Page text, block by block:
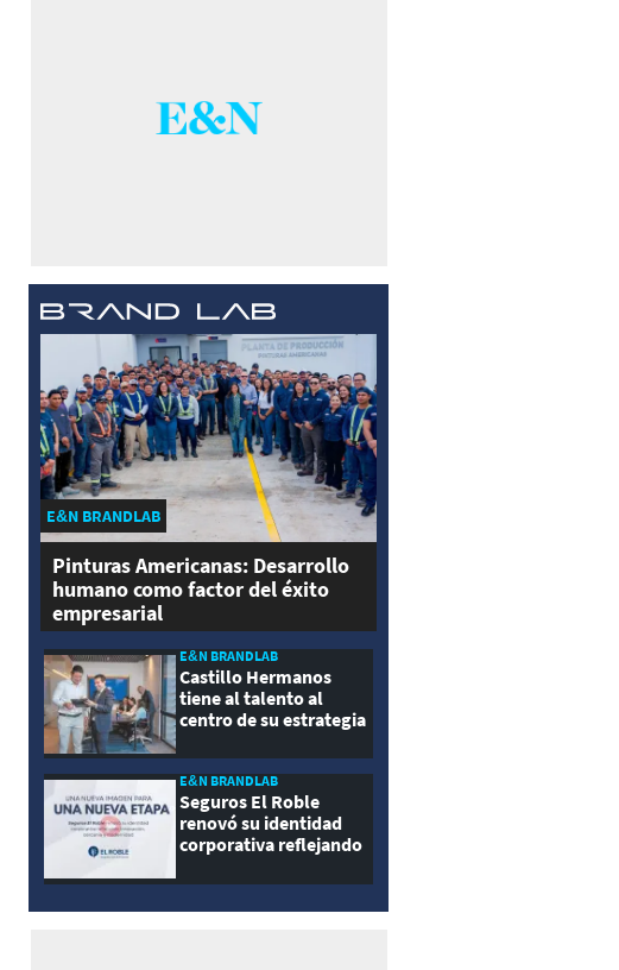
E&N BRANDLAB
Pinturas Americanas: Desarrollo
humano como factor del éxito
empresarial
E&N BRANDLAB
Castillo Hermanos
tiene al talento al
centro de su estrategia
E&N BRANDLAB
Seguros El Roble
renovó su identidad
corporativa reflejando
modernidad